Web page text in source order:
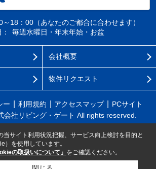
～18：00（あなたのご都合に合わせます）
毎週水曜日・年末年始・お盆
会社概要
物件リクエスト
ー 利用規約 アクセスマップ
PCサイト
会社リビング・ゲート All rights reserved.
当サイト利用状況把握、サービス向上検討を目的と
）を使用しています。
の取扱いについて」 をご確認ください。